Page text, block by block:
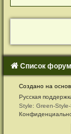
Список
Создано на
Русская
Style: Green-